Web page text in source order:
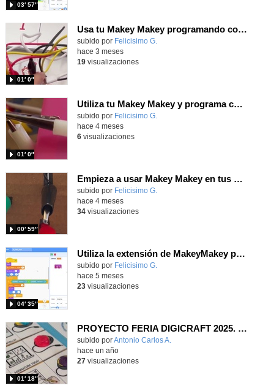
03′ 57″
Usa tu Makey Makey programando con Scratch, un juego de frontón
Contenido educativo.
subido por Felicisimo G.
01′ 0″
hace 3 meses
19visualizaciones
Utiliza tu Makey Makey y programa con Scratch una alarma antirrobo de una caja
Contenido educativo.
subido por Felicisimo G.
01′ 0″
hace 4 meses
6visualizaciones
Empieza a usar Makey Makey en tus programaciones con Scratch organizándolo en una consola
Contenido educativo.
subido por Felicisimo G.
00′ 59″
hace 4 meses
34visualizaciones
Utiliza la extensión de MakeyMakey para mover a tu personaje en un juego.
Contenido educativo.
subido por Felicisimo G.
04′ 35″
hace 5 meses
23visualizaciones
PROYECTO FERIA DIGICRAFT 2025. COMUNICADOR TEA
Contenido educativo.
subido porAntonio Carlos A.
01′ 18″
hace un año
27visualizaciones